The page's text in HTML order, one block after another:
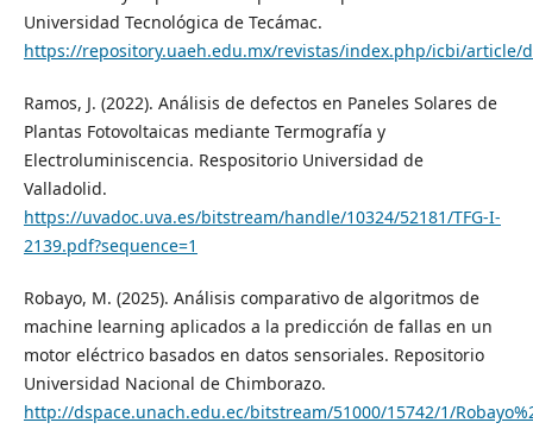
Universidad Tecnológica de Tecámac.
https://repository.uaeh.edu.mx/revistas/index.php/icbi/article/
Ramos, J. (2022). Análisis de defectos en Paneles Solares de
Plantas Fotovoltaicas mediante Termografía y
Electroluminiscencia. Respositorio Universidad de
Valladolid.
https://uvadoc.uva.es/bitstream/handle/10324/52181/TFG-I-
2139.pdf?sequence=1
Robayo, M. (2025). Análisis comparativo de algoritmos de
machine learning aplicados a la predicción de fallas en un
motor eléctrico basados en datos sensoriales. Repositorio
Universidad Nacional de Chimborazo.
http://dspace.unach.edu.ec/bitstream/51000/15742/1/